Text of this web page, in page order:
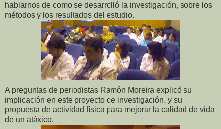
hablarnos de como se desarrolló la investigación, sobre los
métodos y los resultados del estudio.
A preguntas de periodistas Ramón Moreira explicó su
implicación en este proyecto de investigación, y su
propuesta de actividad física para mejorar la calidad de vida
de un atáxico.